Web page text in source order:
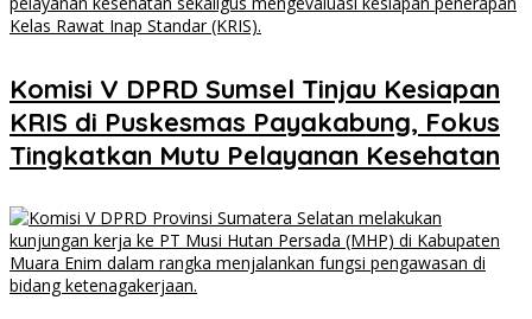
Komisi V DPRD Sumsel Tinjau Kesiapan
KRIS di Puskesmas Payakabung, Fokus
Tingkatkan Mutu Pelayanan Kesehatan